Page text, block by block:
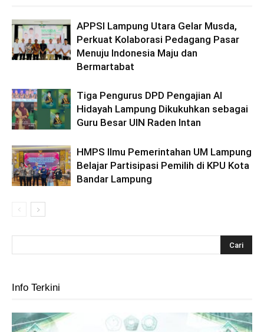
APPSI Lampung Utara Gelar Musda,
Perkuat Kolaborasi Pedagang Pasar
Menuju Indonesia Maju dan
Bermartabat
Tiga Pengurus DPD Pengajian Al
Hidayah Lampung Dikukuhkan sebagai
Guru Besar UIN Raden Intan
HMPS Ilmu Pemerintahan UM Lampung
Belajar Partisipasi Pemilih di KPU Kota
Bandar Lampung
Info Terkini